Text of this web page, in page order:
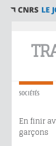
SOCIÉTÉS
En finir
garçons